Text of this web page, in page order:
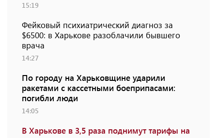
15:19
Фейковый психиатрический диагноз за
$6500: в Харькове разоблачили бывшего
врача
14:27
По городу на Харьковщине ударили
ракетами с кассетными боеприпасами:
погибли люди
14:05
В Харькове в 3,5 раза поднимут тарифы на